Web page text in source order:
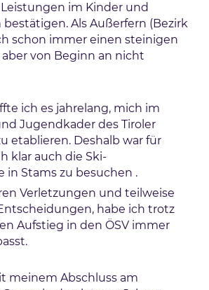
im Kinder und
Als Außerfern (Bezirk
schon immer einen steinigen
von Beginn an nicht
ich es jahrelang, mich im
Jugendkader des Tiroler
etablieren. Deshalb war für
klar auch die Ski-
in Stams zu besuchen .
Verletzungen und teilweise
habe ich trotz
Aufstieg in den ÖSV immer
meinem Abschluss am